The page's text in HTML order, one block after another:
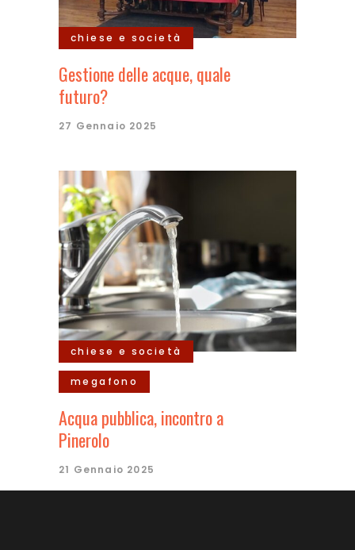
chiese e società
Gestione delle acque, quale
futuro?
27 Gennaio 2025
chiese e società
megafono
Acqua pubblica, incontro a
Pinerolo
21 Gennaio 2025